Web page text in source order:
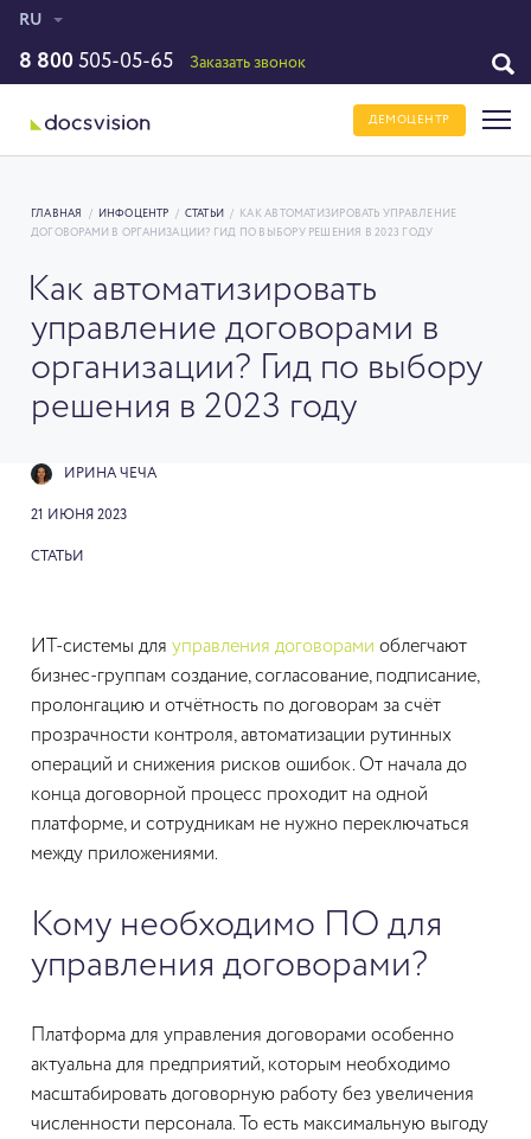
RU
8 800 505-05-65 Заказать звонок
ДЕМОЦЕНТР
ГЛАВНАЯ / ИНФОЦЕНТР / СТАТЬИ /
КАК АВТОМАТИЗИРОВАТЬ УПРАВЛЕНИЕ
ДОГОВОРАМИ В ОРГАНИЗАЦИИ? ГИД ПО ВЫБОРУ РЕШЕНИЯ В 2023 ГОДУ
Как автоматизировать
управление договорами в
организации? Гид по выбору
решения в 2023 году
ИРИНА ЧЕЧА
21 ИЮНЯ 2023
СТАТЬИ
ИТ-системы для управления договорами облегчают
бизнес-группам создание, согласование, подписание,
пролонгацию и отчётность по договорам за счёт
прозрачности контроля, автоматизации рутинных
операций и снижения рисков ошибок. От начала до
конца договорной процесс проходит на одной
платформе, и сотрудникам не нужно переключаться
между приложениями.
Кому необходимо ПО для
управления договорами?
Платформа для управления договорами особенно
актуальна для предприятий, которым необходимо
масштабировать договорную работу без увеличения
численности персонала. То есть максимальную выгоду